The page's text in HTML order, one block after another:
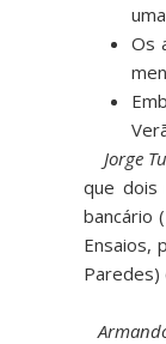
Os
Jorge
que dois
bancário
Ensaios,
Paredes)